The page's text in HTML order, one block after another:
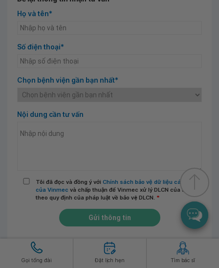
Họ và tên*
Số điện thoại*
Chọn bệnh viện gần bạn nhất*
Nội dung cần tư vấn
Tôi đã đọc và đồng ý với Chính sách bảo vệ dữ liệu cá nhân
của Vinmec và chấp thuận để Vinmec xử lý DLCN của tôi
theo quy định của pháp luật về bảo vệ DLCN. *
Gửi thông tin
Gọi tổng đài Đặt lịch hẹn Tìm bác sĩ